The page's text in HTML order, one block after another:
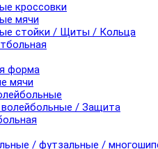
кроссовки
мячи
стойки / Щиты / Кольца
форма
мячи
волейбольные / Защита
/ футзальные /